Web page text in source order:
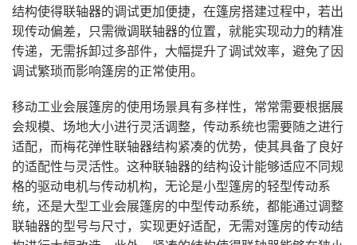
结构使得联轴器的调试更加便捷，在篷房搭建过程中，若出
现传动偏差，只需微调联轴器的位置，就能实现动力的精准
传递，无需拆卸过多部件，大幅提升了调试效率，避免了因
调试繁琐而影响篷房的正常使用。
移动工业会展篷房的使用场景具有多样性，常常需要根据展
会规模、场地大小进行灵活调整，传动系统也需要随之进行
适配，而梅花弹性联轴器结构紧凑的优势，使其具备了良好
的适配性与灵活性。这种联轴器的结构设计能够适应不同规
格的驱动电机与传动机构，无论是小型篷房的轻型传动系
统，还是大型工业会展篷房的中型传动系统，都能通过调整
联轴器的型号与尺寸，实现更好适配，无需对篷房的传动结